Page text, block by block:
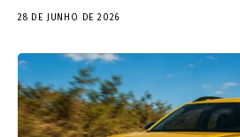
28 DE JUNHO DE 2026